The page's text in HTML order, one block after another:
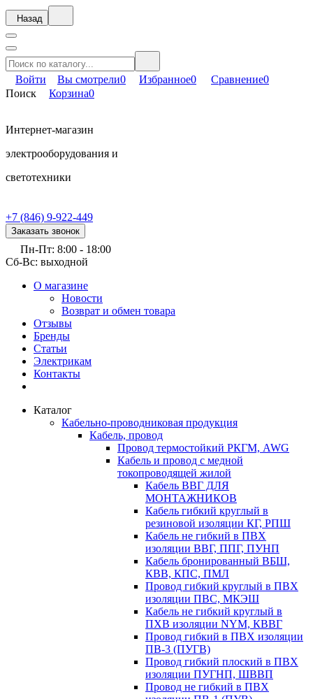
Назад
Войти Вы смотрели0 Избранное0 Сравнение0
Поиск
Корзина0
Интернет-магазин
электрооборудования и
светотехники
+7 (846) 9-922-449
Заказать звонок
Пн-Пт: 8:00 - 18:00
Сб-Вс: выходной
О магазине
Новости
Возврат и обмен товара
Отзывы
Бренды
Статьи
Электрикам
Контакты
Каталог
Кабельно-проводниковая продукция
Кабель, провод
Провод термостойкий РКГМ, AWG
Кабель и провод с медной
токопроводящей жилой
Кабель ВВГ ДЛЯ
МОНТАЖНИКОВ
Кабель гибкий круглый в
резиновой изоляции КГ, РПШ
Кабель не гибкий в ПВХ
изоляции ВВГ, ППГ, ПУНП
Кабель бронированный ВБШ,
КВВ, КПС, ПМЛ
Провод гибкий круглый в ПВХ
изоляции ПВС, МКЭШ
Кабель не гибкий круглый в
ПХВ изоляции NYM, КВВГ
Провод гибкий в ПВХ изоляции
ПВ-3 (ПУГВ)
Провод гибкий плоский в ПВХ
изоляции ПУГНП, ШВВП
Провод не гибкий в ПВХ